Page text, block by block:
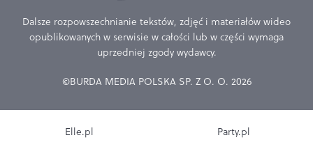
Dalsze rozpowszechnianie tekstów, zdjęć i materiałów wideo
opublikowanych w serwisie w całości lub w części wymaga
uprzedniej zgody wydawcy.
©BURDA MEDIA POLSKA SP. Z O. O. 2026
Elle.pl
Party.pl